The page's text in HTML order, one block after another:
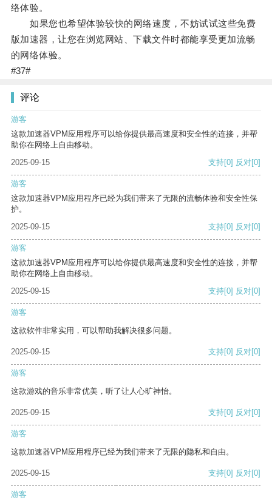
络体验。
如果您也希望体验较快的网络速度，不妨试试这些免费
版加速器，让您在浏览网站、下载文件时都能享受更加流畅
的网络体验。
#37#
评论
游客
这款加速器VPM应用程序可以给你提供最高速度和安全性的连接，并帮
助你在网络上自由移动。
2025-09-15
支持[0] 反对[0]
游客
这款加速器VPM应用程序已经为我们带来了无限的流畅体验和安全性保
护。
2025-09-15
支持[0] 反对[0]
游客
这款加速器VPM应用程序可以给你提供最高速度和安全性的连接，并帮
助你在网络上自由移动。
2025-09-15
支持[0] 反对[0]
游客
这款软件非常实用，可以帮助我解决很多问题。
2025-09-15 支持[0] 反对[0]
游客
这款游戏的音乐非常优美，听了让人心旷神怡。
2025-09-15 支持[0] 反对[0]
游客
这款加速器VPM应用程序已经为我们带来了无限的隐私和自由。
2025-09-15 支持[0] 反对[0]
游客